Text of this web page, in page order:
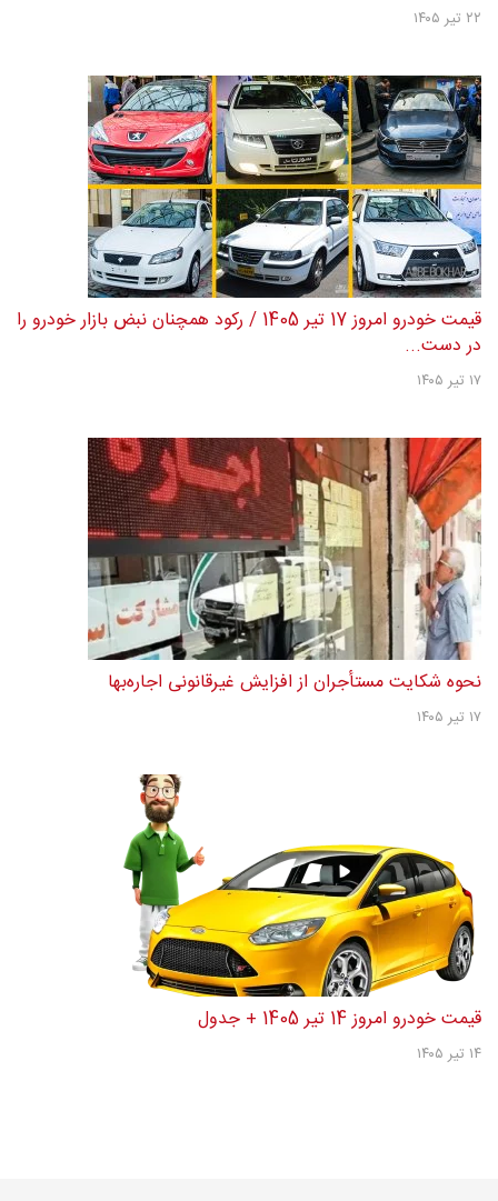
۲۲ تیر ۱۴۰۵
قیمت خودرو امروز 17 تیر 1405 / رکود همچنان نبض بازار خودرو را
در دست...
۱۷ تیر ۱۴۰۵
نحوه شکایت مستأجران از افزایش غیرقانونی اجاره‌بها
۱۷ تیر ۱۴۰۵
قیمت خودرو امروز 14 تیر 1405 + جدول
۱۴ تیر ۱۴۰۵